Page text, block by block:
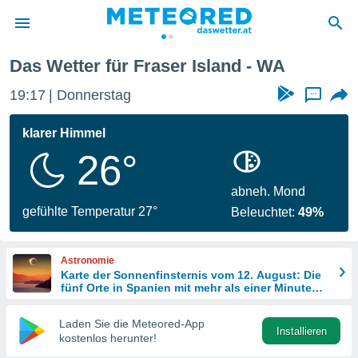
wurde
dass
sind.
diese
Das Wetter für Fraser Island - WA
19:17 Donnerstag ...
klarer Himmel
26°
gefühlte Temperatur 27°
abneh. Mond
Beleuchtet:49%
Astronomie
Karte der Sonnenfinsternis vom 12. August: Die
fünf Orte in Spanien mit mehr als einer Minute
Laden Sie die Meteored-App
kostenlos herunter!
Installieren